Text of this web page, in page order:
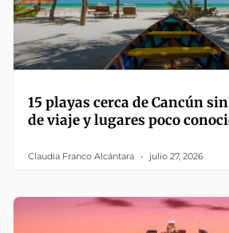
15 playas cerca de Cancún
de viaje y lugares poco
Claudia Franco Alcántara julio 27, 2026